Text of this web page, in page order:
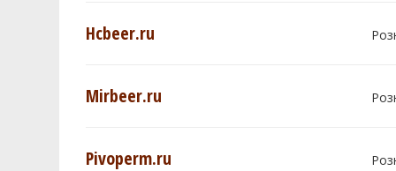
Hcbeer.ru
Mirbeer.ru
Pivoperm.ru